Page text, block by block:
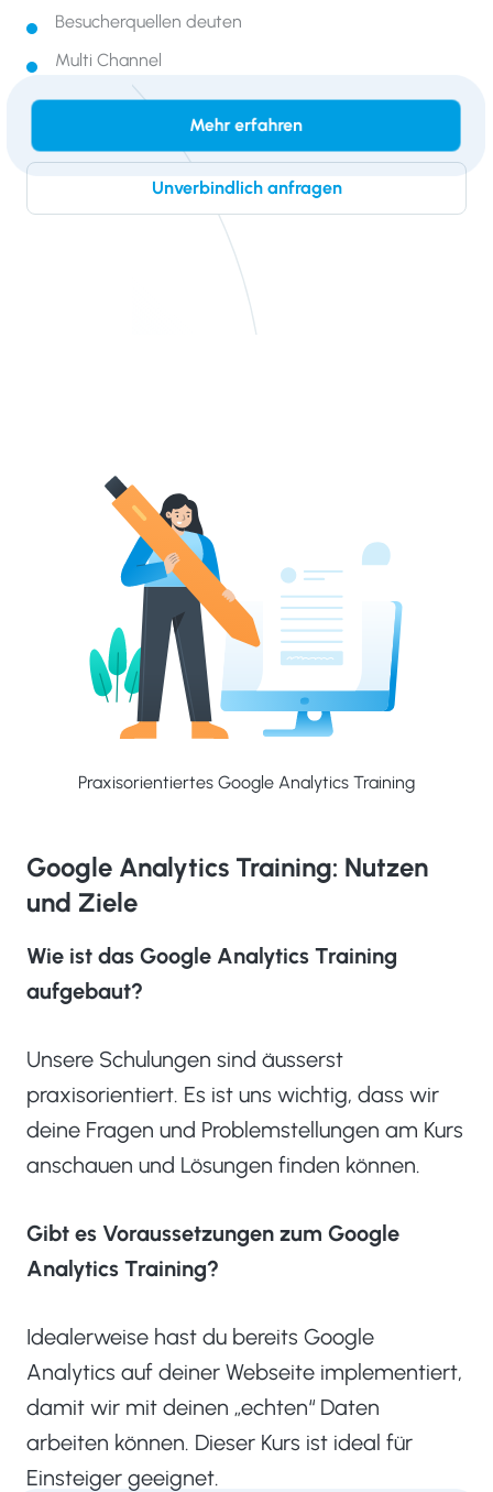
Besucherquellen deuten
Multi Channel
Mehr erfahren
Unverbindlich anfragen
Google Analytics Training: Nutzen
und Ziele
Wie ist das Google Analytics Training
aufgebaut?
Unsere Schulungen sind äusserst
praxisorientiert. Es ist uns wichtig, dass wir
deine Fragen und Problemstellungen am Kurs
anschauen und Lösungen finden können.
Gibt es Voraussetzungen zum Google
Analytics Training?
Idealerweise hast du bereits Google
Analytics auf deiner Webseite implementiert,
damit wir mit deinen „echten“ Daten
arbeiten können. Dieser Kurs ist ideal für
Einsteiger geeignet.
Praxisorientiertes Google Analytics Training